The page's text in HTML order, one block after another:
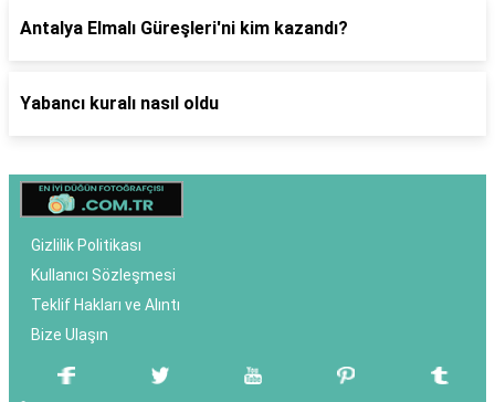
Antalya Elmalı Güreşleri'ni kim kazandı?
Yabancı kuralı nasıl oldu
Gizlilik Politikası
Kullanıcı Sözleşmesi
Teklif Hakları ve Alıntı
Bize Ulaşın